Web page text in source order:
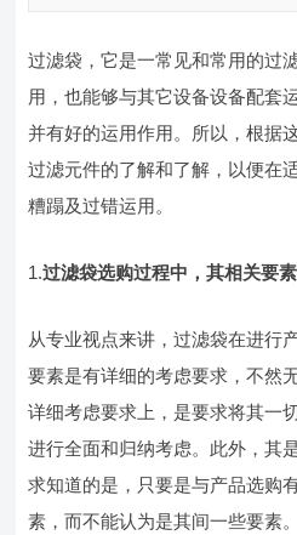
过滤袋，它是一常见和常用的过
用，也能够与其它设备设备配套
并有好的运用作用。所以，根据
过滤元件的了解和了解，以便在
糟蹋及过错运用。
1.过滤袋选购过程中，其相关要
从专业视点来讲，过滤袋在进行
要素是有详细的考虑要求，不然
详细考虑要求上，是要求将其一
进行全面和归纳考虑。此外，其
求知道的是，只要是与产品选购
素，而不能认为是其间一些要素。